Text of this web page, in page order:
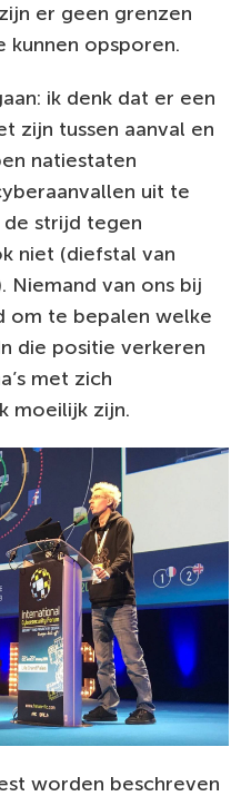
er geen grenzen
kunnen opsporen.
ik denk dat er een
zijn tussen aanval en
natiestaten
uit te
strijd tegen
niet (diefstal van
van ons bij
om te bepalen welke
die positie verkeren
met zich
moeilijk zijn.
worden beschreven